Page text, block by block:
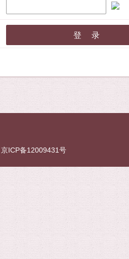
京ICP备12009431号